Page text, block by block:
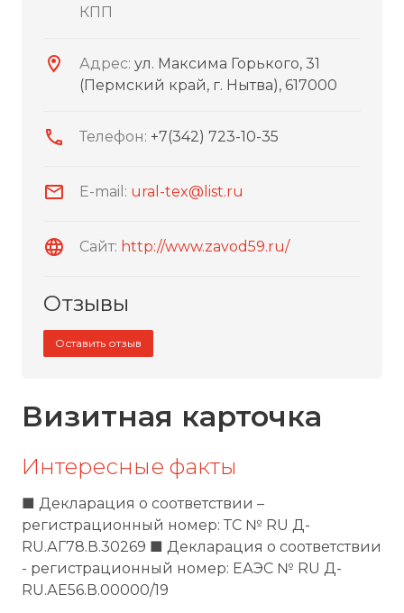
КПП
Адрес: ул. Максима Горького, 31
(Пермский край, г. Нытва), 617000
Телефон: +7(342) 723-10-35
E-mail: ural-tex@list.ru
Сайт: http://www.zavod59.ru/
Отзывы
Оставить отзыв
Визитная карточка
Интересные факты
■ Декларация о соответствии –
регистрационный номер: ТС № RU Д-
RU.АГ78.В.30269 ■ Декларация о соответствии
- регистрационный номер: ЕАЭС № RU Д-
RU.АЕ56.В.00000/19